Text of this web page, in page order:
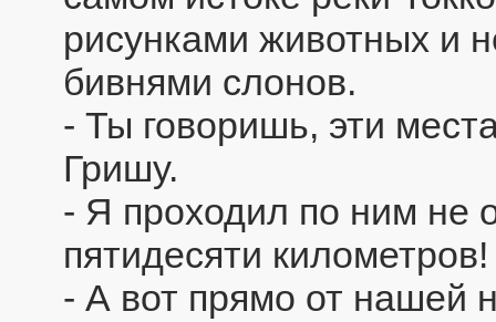
рисунками животных и
бивнями слонов.
- Ты говоришь, эти
Гришу.
- Я проходил по ним не
пятидесяти
- А вот прямо от нашей